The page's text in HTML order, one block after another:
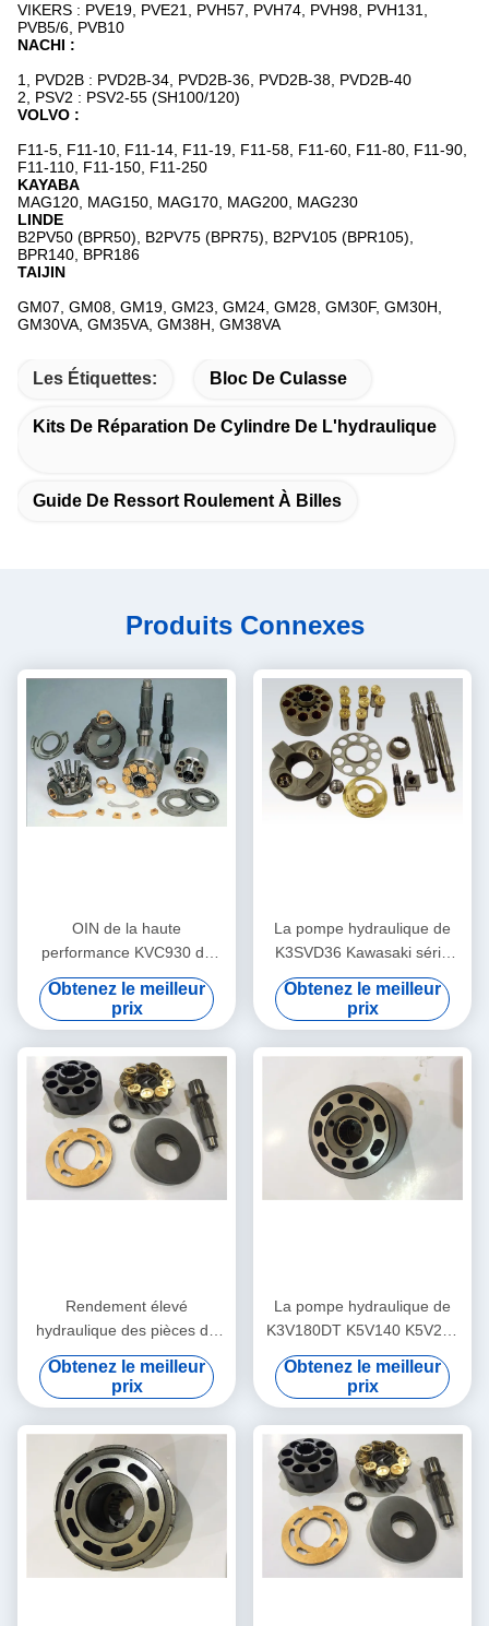
VIKERS : PVE19, PVE21, PVH57, PVH74, PVH98, PVH131,
PVB5/6, PVB10
NACHI :
1, PVD2B : PVD2B-34, PVD2B-36, PVD2B-38, PVD2B-40
2, PSV2 : PSV2-55 (SH100/120)
VOLVO :
F11-5, F11-10, F11-14, F11-19, F11-58, F11-60, F11-80, F11-90,
F11-110, F11-150, F11-250
KAYABA
MAG120, MAG150, MAG170, MAG200, MAG230
LINDE
B2PV50 (BPR50), B2PV75 (BPR75), B2PV105 (BPR105),
BPR140, BPR186
TAIJIN
GM07, GM08, GM19, GM23, GM24, GM28, GM30F, GM30H,
GM30VA, GM35VA, GM38H, GM38VA
Les Étiquettes: Bloc De Culasse
Kits De Réparation De Cylindre De L'hydraulique
Guide De Ressort Roulement À Billes
Produits Connexes
OIN de la haute
performance KVC930 de
KVC932 Kawasaki Hydraulic
Pump Parts Kvc 925
Obtenez le meilleur
prix
La pompe hydraulique de
K3SVD36 Kawasaki série
partie/de la guide de ressort
roulement à billes K3V
Obtenez le meilleur
prix
Rendement élevé
hydraulique des pièces de
rechange K3SP36C
K3V63BDT K3V140DT de
pompe de longue durée
Obtenez le meilleur
prix
La pompe hydraulique de
K3V180DT K5V140 K5V200
Kawasaki partie des biens
de longue durée
Obtenez le meilleur
prix